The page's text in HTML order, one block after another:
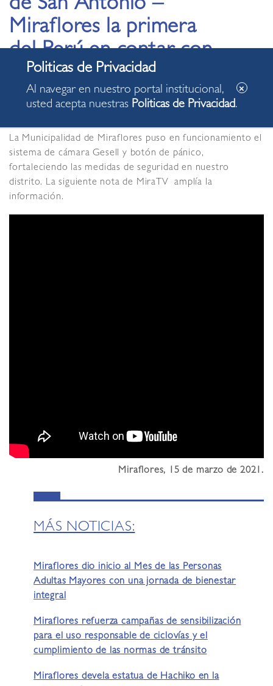
de San Antonio –
Miraflores la primera
del Perú en contar con
cámara Gesell
15.03.2021
La Municipalidad de Miraflores puso en funcionamiento el
sistema de cámara Gesell y botón de pánico,
fortaleciendo las medidas de seguridad en nuestro
distrito. La siguiente nota de MiraTV amplía la
información.
Miraflores, 15 de marzo de 2021.
MÁS NOTICIAS:
Miraflores dio inicio al Mes de las Personas
Adultas Mayores con una jornada de bienestar
integral
Miraflores refuerza campañas de sensibilización
para el uso responsable de ciclovías y el
cumplimiento de las normas de tránsito
Miraflores devela estatua de Hachiko en la
Al navegar en nuestro portal institucional,
usted acepta nuestras Politicas de Privacidad.